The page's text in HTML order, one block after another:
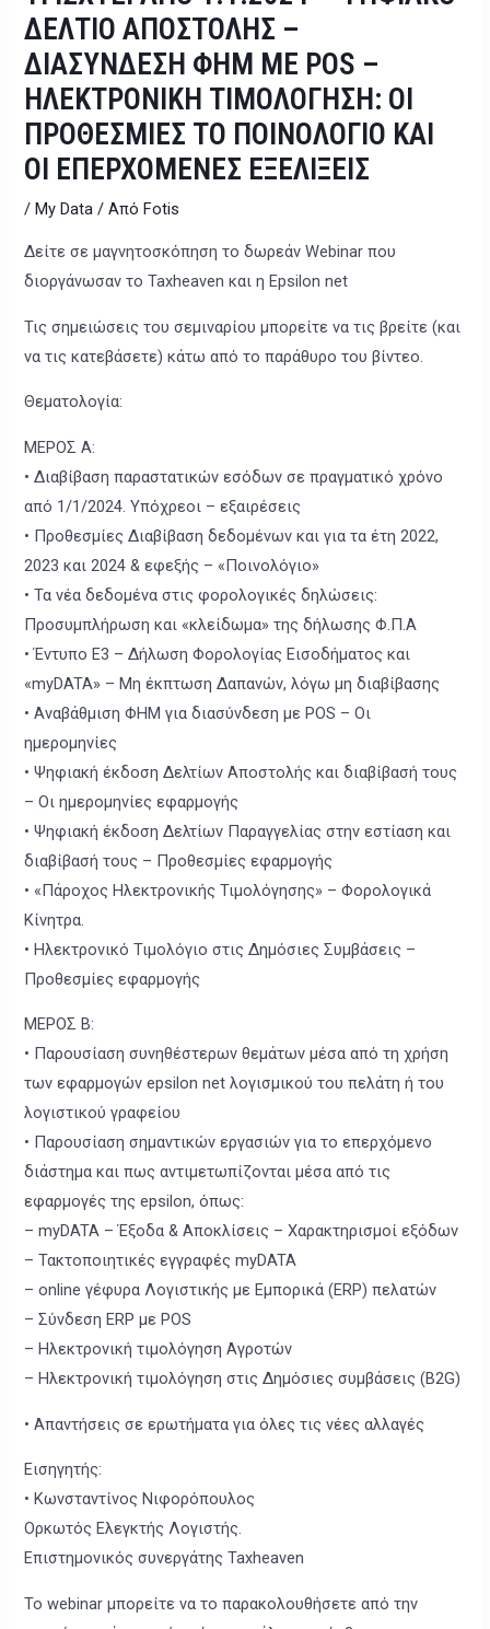
ΔΕΛΤΙΟ ΑΠΟΣΤΟΛΗΣ –
ΔΙΑΣΥΝΔΕΣΗ ΦΗΜ ΜΕ POS –
ΗΛΕΚΤΡΟΝΙΚΗ ΤΙΜΟΛΟΓΗΣΗ: ΟΙ
ΠΡΟΘΕΣΜΙΕΣ ΤΟ ΠΟΙΝΟΛΟΓΙΟ ΚΑΙ
ΟΙ ΕΠΕΡΧΟΜΕΝΕΣ ΕΞΕΛΙΞΕΙΣ
/ My Data / Από Fotis
Δείτε σε μαγνητοσκόπηση το δωρεάν Webinar που
διοργάνωσαν τo Taxheaven και η Epsilon net
Τις σημειώσεις του σεμιναρίου μπορείτε να τις βρείτε (και
να τις κατεβάσετε) κάτω από το παράθυρο του βίντεο.
Θεματολογία:
ΜΕΡΟΣ Α:
• Διαβίβαση παραστατικών εσόδων σε πραγματικό χρόνο
από 1/1/2024. Υπόχρεοι – εξαιρέσεις
• Προθεσμίες Διαβίβαση δεδομένων και για τα έτη 2022,
2023 και 2024 & εφεξής – «Ποινολόγιο»
• Τα νέα δεδομένα στις φορολογικές δηλώσεις:
Προσυμπλήρωση και «κλείδωμα» της δήλωσης Φ.Π.Α
• Έντυπο Ε3 – Δήλωση Φορολογίας Εισοδήματος και
«myDATA» – Μη έκπτωση Δαπανών, λόγω μη διαβίβασης
• Αναβάθμιση ΦΗΜ για διασύνδεση με POS – Οι
ημερομηνίες
• Ψηφιακή έκδοση Δελτίων Αποστολής και διαβίβασή τους
– Οι ημερομηνίες εφαρμογής
• Ψηφιακή έκδοση Δελτίων Παραγγελίας στην εστίαση και
διαβίβασή τους – Προθεσμίες εφαρμογής
• «Πάροχος Ηλεκτρονικής Τιμολόγησης» – Φορολογικά
Κίνητρα.
• Ηλεκτρονικό Τιμολόγιο στις Δημόσιες Συμβάσεις –
Προθεσμίες εφαρμογής
ΜΕΡΟΣ Β:
• Παρουσίαση συνηθέστερων θεμάτων μέσα από τη χρήση
των εφαρμογών epsilon net λογισμικού του πελάτη ή του
λογιστικού γραφείου
• Παρουσίαση σημαντικών εργασιών για το επερχόμενο
διάστημα και πως αντιμετωπίζονται μέσα από τις
εφαρμογές της epsilon, όπως:
– myDATA – Έξοδα & Αποκλίσεις – Χαρακτηρισμοί εξόδων
– Τακτοποιητικές εγγραφές myDATA
– online γέφυρα Λογιστικής με Εμπορικά (ERP) πελατών
– Σύνδεση ERP με POS
– Ηλεκτρονική τιμολόγηση Αγροτών
– Ηλεκτρονική τιμολόγηση στις Δημόσιες συμβάσεις (B2G)
• Απαντήσεις σε ερωτήματα για όλες τις νέες αλλαγές
Εισηγητής:
• Κωνσταντίνος Νιφορόπουλος
Ορκωτός Ελεγκτής Λογιστής.
Επιστημονικός συνεργάτης Taxheaven
Το webinar μπορείτε να το παρακολουθήσετε από την